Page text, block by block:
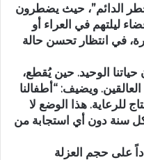
الدائم”، حيث يضطرون
ليلتهم في العراء أو
في انتظار تحسن حالة
الوحيد. حين يُقطع،
ويضيف: “أطفالنا
للرعاية. هذا الوضع لا
سنة دون أي استجابة من
على حجم العزلة